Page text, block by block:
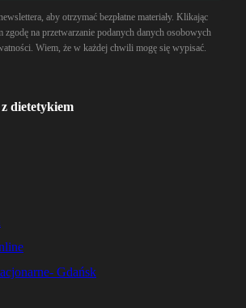
dietetykiem
Gdańsk
aby otrzymać bezpłatne materiały. Klikając
zgodę na przetwarzanie podanych danych osobowych
Wiem, że w każdej chwili mogę się wypisać.